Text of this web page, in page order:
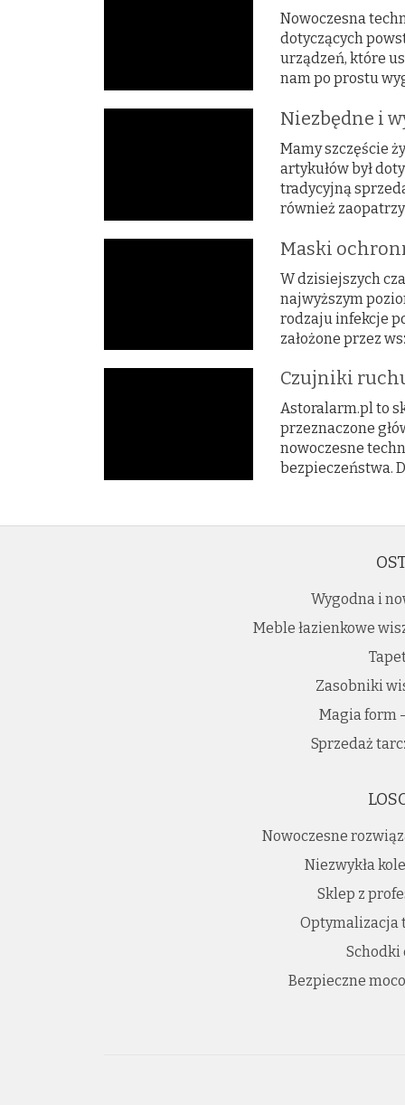
Nowoczesna
dotyczących
urządzeń, które
nam po prostu
Niezbędne i
Mamy szczęście
artykułów był
tradycyjną
również
Maski
W dzisiejszych
najwyższym
rodzaju infekcje
założone przez
Czujniki
Astoralarm.pl to
przeznaczone
nowoczesne
bezpieczeństwa.
Wygodna i
Meble łazienkowe
Zasobniki
Magia form
Sprzedaż
Nowoczesne
Niezwykła
Sklep z
Optymalizacja
Schodki
Bezpieczne